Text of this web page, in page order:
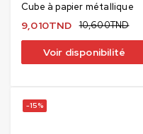
Cube à papier métallique
10,600TND
9,010TND
Voir disponibilité
-15%